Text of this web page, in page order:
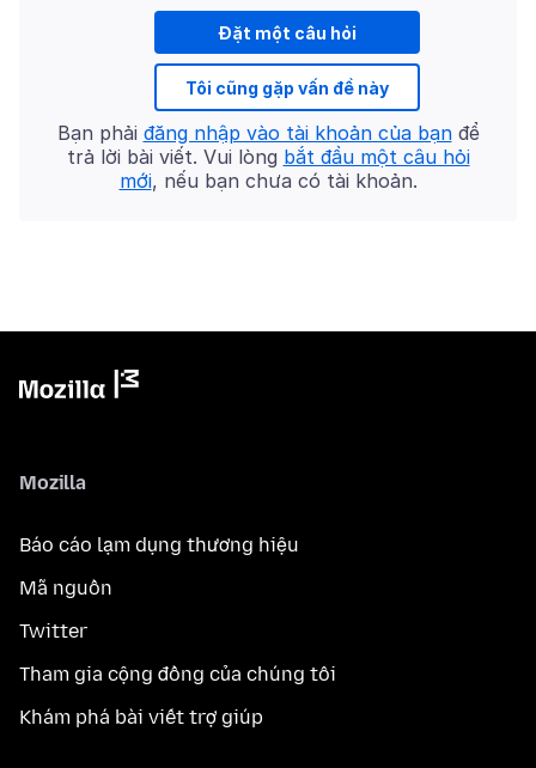
Đặt một câu hỏi
Tôi cũng gặp vấn đề này
Bạn phải đăng nhập vào tài khoản của bạnđể
trả lời bài viết. Vui lòng bắt đầu một câu hỏi
mới, nếu bạn chưa có tài khoản.
Mozilla
Báo cáo lạm dụng thương hiệu
Mã nguồn
Twitter
Tham gia cộng đồng của chúng tôi
Khám phá bài viết trợ giúp